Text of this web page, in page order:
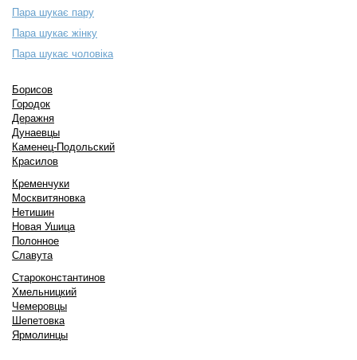
Пара шукає пару
Пара шукає жінку
Пара шукає чоловіка
Борисов
Городок
Деражня
Дунаевцы
Каменец-Подольский
Красилов
Кременчуки
Москвитяновка
Нетишин
Новая Ушица
Полонное
Славута
Староконстантинов
Хмельницкий
Чемеровцы
Шепетовка
Ярмолинцы